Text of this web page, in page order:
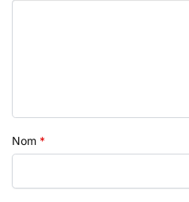
Nom *